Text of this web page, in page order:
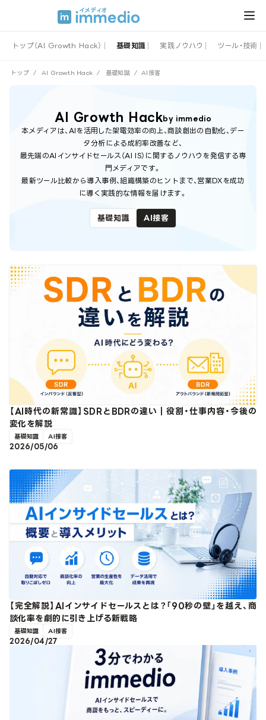
トップ（AI Growth Hack） 基礎知識 実践ノウハウ ツール・技術
トップ / AI Growth Hack / 基礎知識 / AI接客
AI Growth Hackby immedio
本メディアは、AIを活用した架電効率の向上、商談創出の自動化、デー
タ分析による成約率改善など、
最先端のAIインサイドセールス（AI IS）に関するノウハウを発信する専
門メディアです。
最新ツール比較から導入事例、組織構築のヒントまで、営業DXを成功
に導く実践的な情報を届けます。
基礎知識 AI接客
【AI時代の新常識】SDRとBDRの違い｜役割・仕事内容・今後の
変化を解説
基礎知識 AI接客
2026/05/06
【完全解説】AIインサイドセールスとは？「90秒の壁」を越え、商
談化率を劇的に引き上げる新戦略
基礎知識 AI接客
2026/04/27